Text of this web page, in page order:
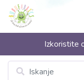
Izkoristite